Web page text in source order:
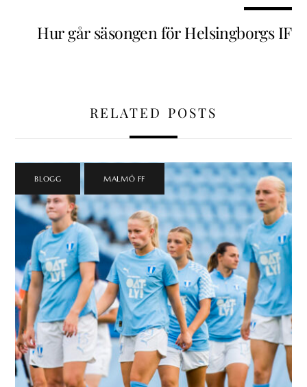
Hur går säsongen för Helsingborgs IF
RELATED POSTS
BLOGG , MALMÖ FF